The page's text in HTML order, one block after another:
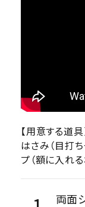
【用意する道具
はさみ（目打
プ（額に入れる
両面